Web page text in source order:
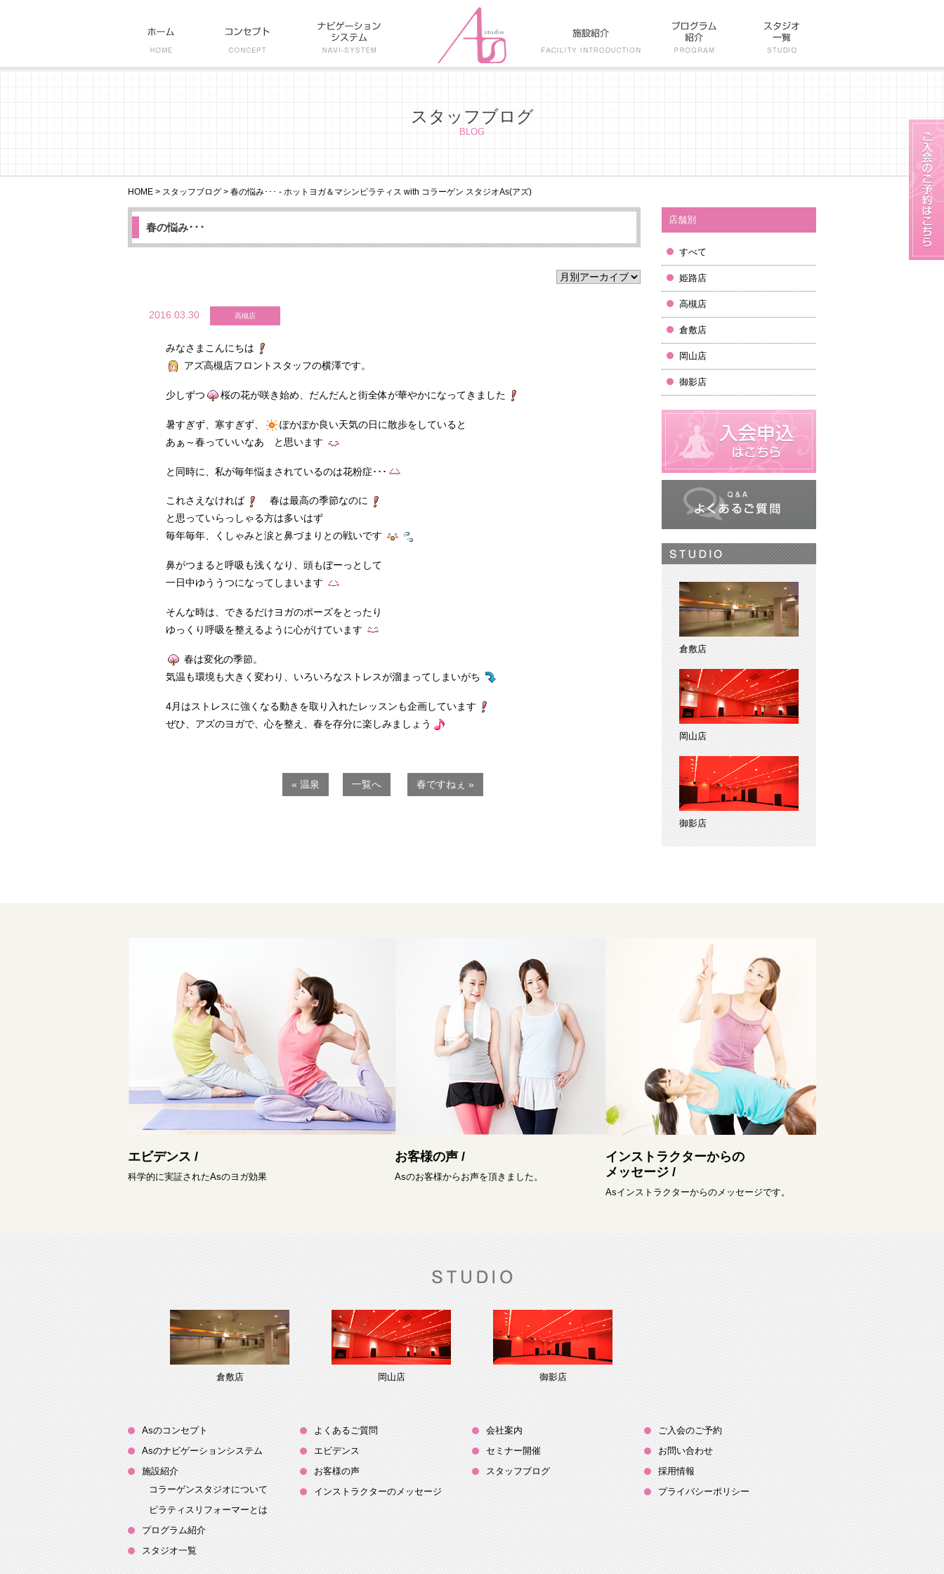
スタッフブログ
BLOG
HOME > スタッフブログ > 春の悩み･･･ - ホットヨガ＆マシンピラティス with コラーゲン スタジオAs(アズ)
春の悩み･･･
2016.03.30 高槻店
みなさまこんにちは
アズ高槻店フロントスタッフの横澤です。
少しずつ 桜の花が咲き始め、だんだんと街全体が華やかになってきました
暑すぎず、寒すぎず、
ぽかぽか良い天気の日に散歩をしていると
あぁ～春っていいなあ と思います
と同時に、私が毎年悩まされているのは花粉症･･･
これさえなければ
春は最高の季節なのに
と思っていらっしゃる方は多いはず
毎年毎年、くしゃみと涙と鼻づまりとの戦いです
鼻がつまると呼吸も浅くなり、頭もぼーっとして
一日中ゆううつになってしまいます
そんな時は、できるだけヨガのポーズをとったり
ゆっくり呼吸を整えるように心がけています
春は変化の季節。
気温も環境も大きく変わり、いろいろなストレスが溜まってしまいがち
4月はストレスに強くなる動きを取り入れたレッスンも企画しています
ぜひ、アズのヨガで、心を整え、春を存分に楽しみましょう
« 温泉 一覧へ 春ですねぇ »
店舗別
すべて
姫路店
高槻店
倉敷店
岡山店
御影店
倉敷店
岡山店
御影店
エビデンス /
科学的に実証されたAsのヨガ効果
お客様の声 /
Asのお客様からお声を頂きました。
インストラクターからの
メッセージ /
Asインストラクターからのメッセージです。
倉敷店 岡山店 御影店
Asのコンセプト
Asのナビゲーションシステム
施設紹介
コラーゲンスタジオについて
ピラティスリフォーマーとは
プログラム紹介
スタジオ一覧
よくあるご質問
エビデンス
お客様の声
インストラクターのメッセージ
会社案内
セミナー開催
スタッフブログ
ご入会のご予約
お問い合わせ
採用情報
プライバシーポリシー